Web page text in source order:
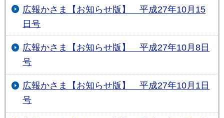
広報かさま【お知らせ版】 平成27年10月15
日号
広報かさま【お知らせ版】 平成27年10月8日
号
広報かさま【お知らせ版】 平成27年10月1日
号